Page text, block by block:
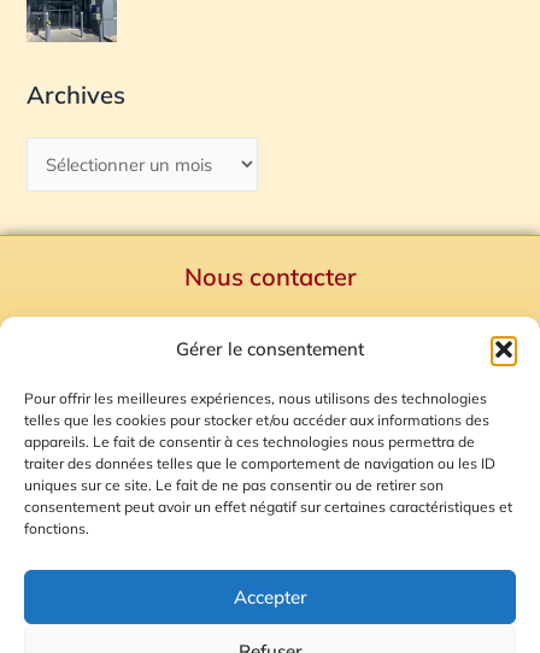
Gérer le consentement
Pour offrir les meilleures expériences, nous utilisons des technologies
telles que les cookies pour stocker et/ou accéder aux informations des
appareils. Le fait de consentir à ces technologies nous permettra de
traiter des données telles que le comportement de navigation ou les ID
uniques sur ce site. Le fait de ne pas consentir ou de retirer son
consentement peut avoir un effet négatif sur certaines caractéristiques et
fonctions.
Accepter
Archives
Nous contacter
Mentions Légales
Plan du site
Gestion des Cookies